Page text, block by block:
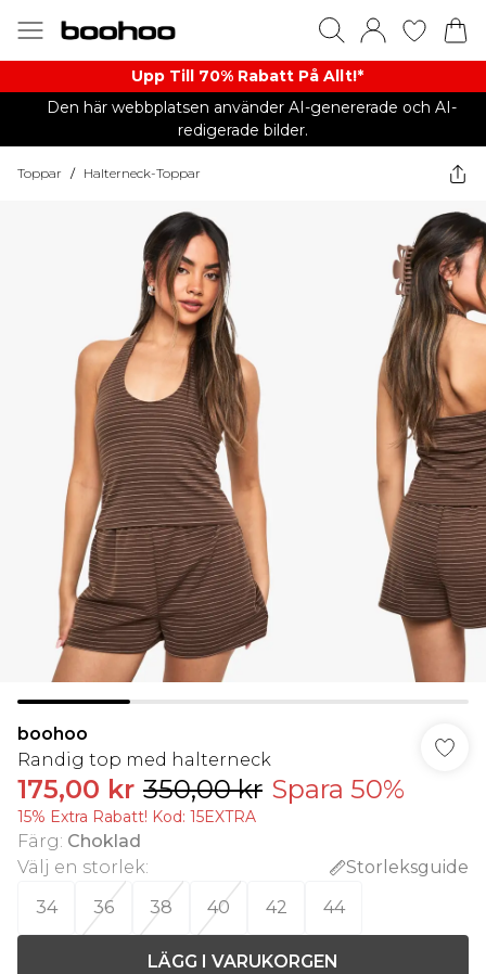
Upp Till 70% Rabatt På Allt!*
Den här webbplatsen använder AI-genererade och AI-
redigerade bilder.
Toppar / Halterneck-Toppar
boohoo
Randig top med halterneck
175,00 kr 350,00 kr Spara 50%
15% Extra Rabatt! Kod: 15EXTRA
Färg: Choklad
Välj en storlek:
Storleksguide
34
36 38 40 42 44
LÄGG I VARUKORGEN